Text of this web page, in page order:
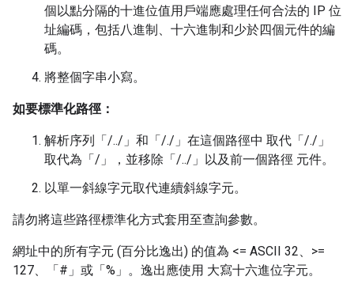
個以點分隔的十進位值用戶端應處理任何合法的 IP 位
址編碼，包括八進制、十六進制和少於四個元件的編
碼。
將整個字串小寫。
如要標準化路徑：
解析序列「/../」和「/./」在這個路徑中 取代「/./」
取代為「/」，並移除「/../」以及前一個路徑 元件。
以單一斜線字元取代連續斜線字元。
請勿將這些路徑標準化方式套用至查詢參數。
網址中的所有字元 (百分比逸出) 的值為 <= ASCII 32、>=
127、「#」或「%」。逸出應使用 大寫十六進位字元。